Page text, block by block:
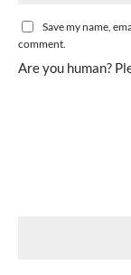
Save my name,
comment.
Are you human?